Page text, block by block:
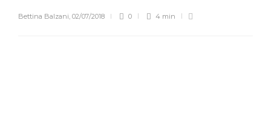
Bettina Balzani 02/07/2018 0 4 min